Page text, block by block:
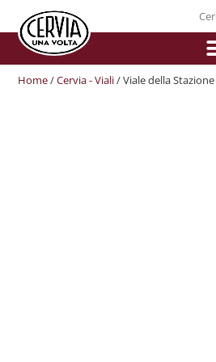
Home/Cervia - Viali/ Viale della